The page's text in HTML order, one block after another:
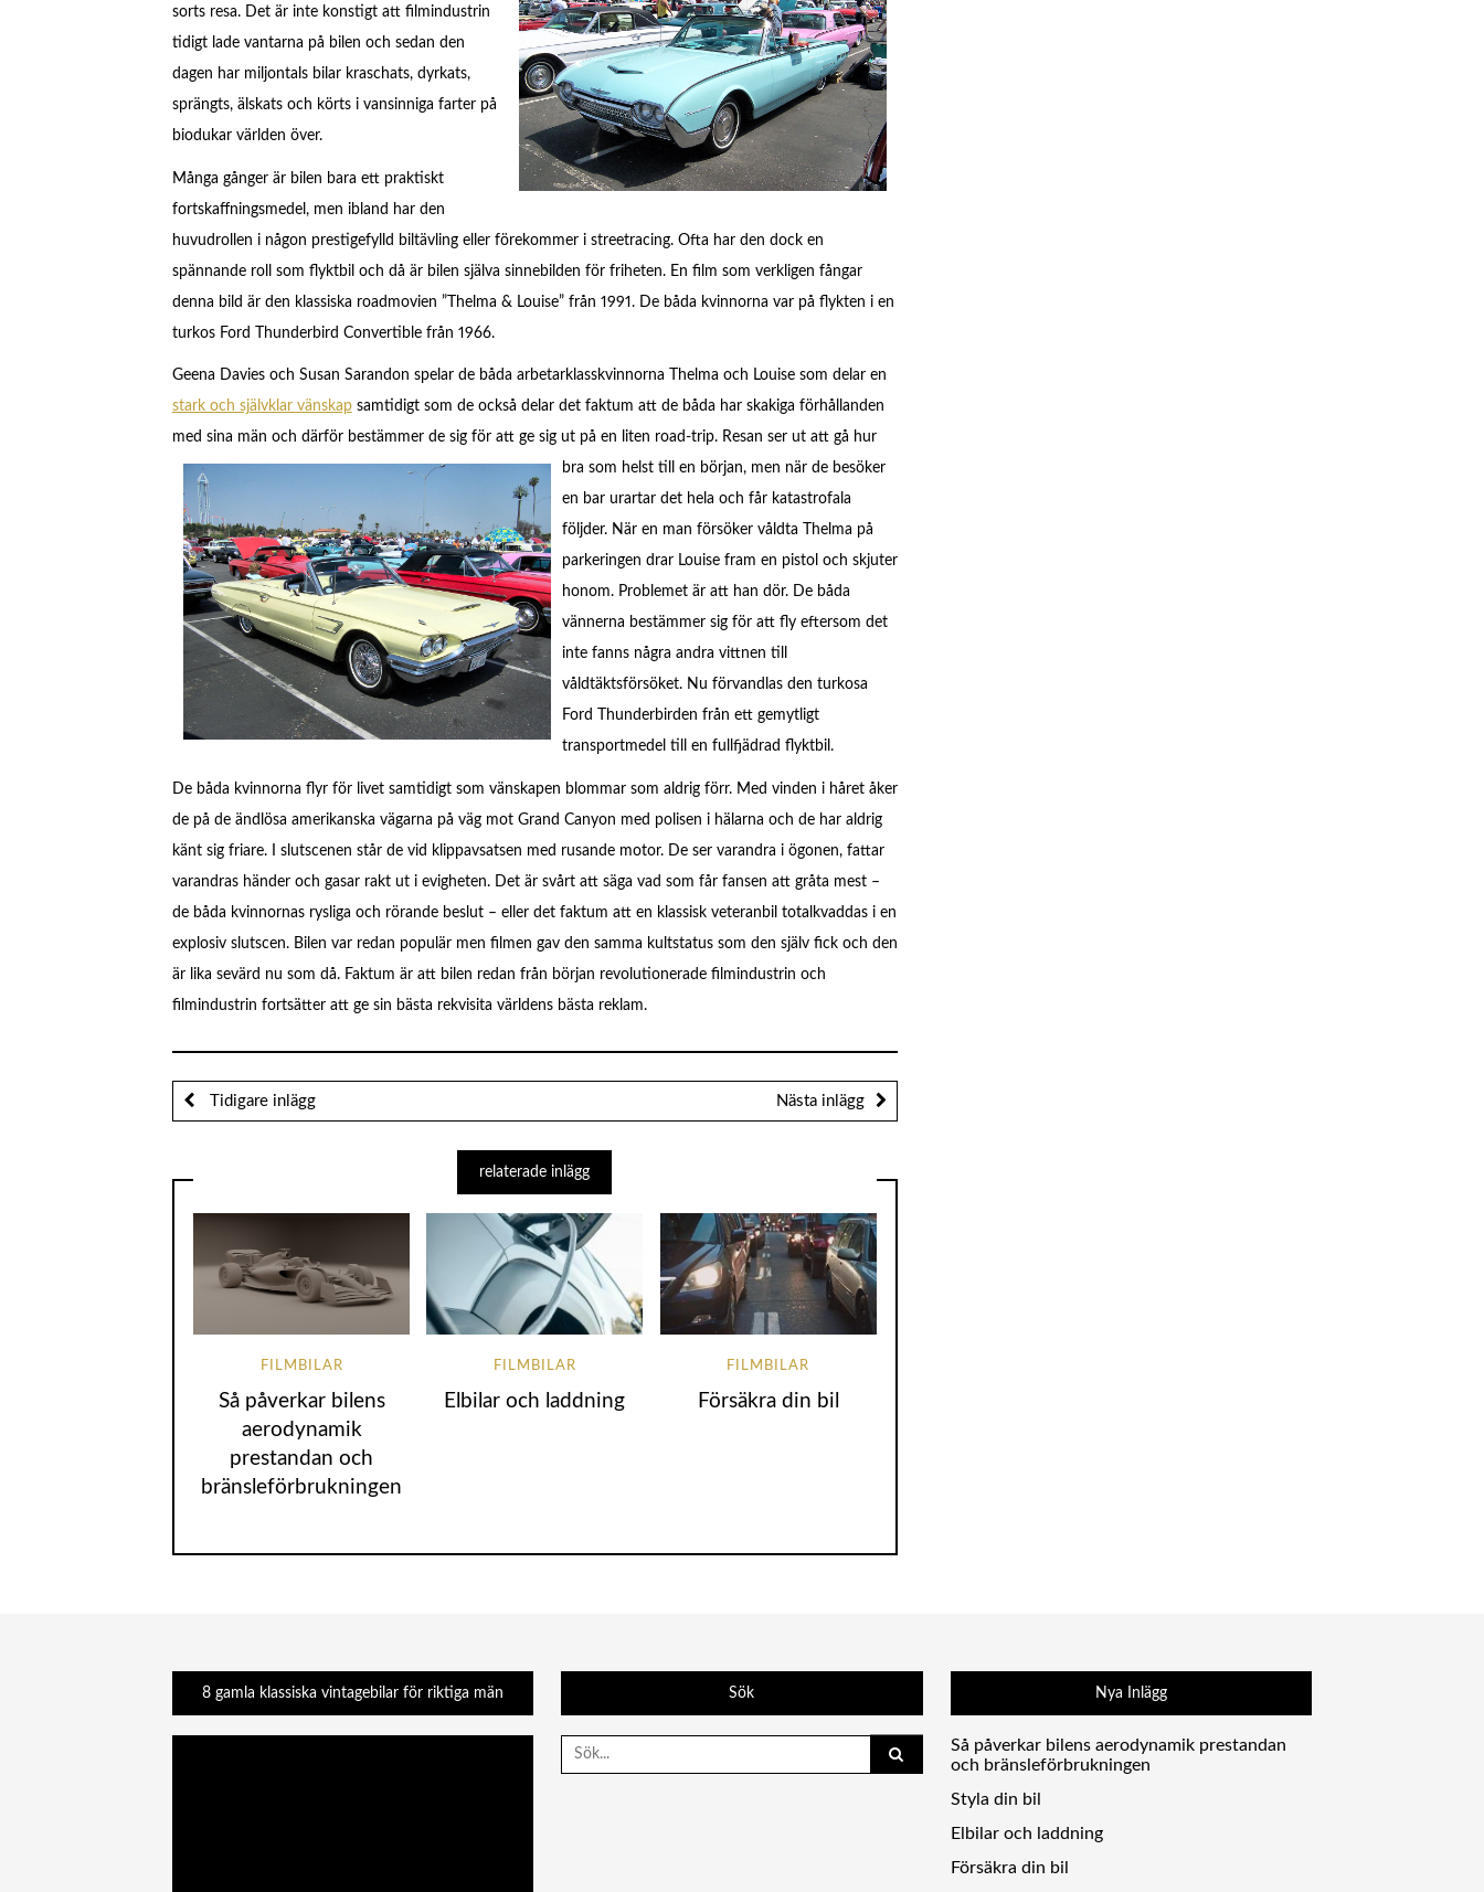
sorts resa. Det är inte konstigt att filmindustrin
tidigt lade vantarna på bilen och sedan den
dagen har miljontals bilar kraschats, dyrkats,
sprängts, älskats och körts i vansinniga farter på
biodukar världen över.
Många gånger är bilen bara ett praktiskt
fortskaffningsmedel, men ibland har den
huvudrollen i någon prestigefylld biltävling eller förekommer i streetracing. Ofta har den dock en
spännande roll som flyktbil och då är bilen själva sinnebilden för friheten. En film som verkligen fångar
denna bild är den klassiska roadmovien ”Thelma & Louise” från 1991. De båda kvinnorna var på flykten i en
turkos Ford Thunderbird Convertible från 1966.
Geena Davies och Susan Sarandon spelar de båda arbetarklasskvinnorna Thelma och Louise som delar en
stark och självklar vänskapsamtidigt som de också delar det faktum att de båda har skakiga förhållanden
med sina män och därför bestämmer de sig för att ge sig ut på en liten road-trip. Resan ser ut att gå hur
bra som helst till en början, men när de besöker
en bar urartar det hela och får katastrofala
följder. När en man försöker våldta Thelma på
parkeringen drar Louise fram en pistol och skjuter
honom. Problemet är att han dör. De båda
vännerna bestämmer sig för att fly eftersom det
inte fanns några andra vittnen till
våldtäktsförsöket. Nu förvandlas den turkosa
Ford Thunderbirden från ett gemytligt
transportmedel till en fullfjädrad flyktbil.
De båda kvinnorna flyr för livet samtidigt som vänskapen blommar som aldrig förr. Med vinden i håret åker
de på de ändlösa amerikanska vägarna på väg mot Grand Canyon med polisen i hälarna och de har aldrig
känt sig friare. I slutscenen står de vid klippavsatsen med rusande motor. De ser varandra i ögonen, fattar
varandras händer och gasar rakt ut i evigheten. Det är svårt att säga vad som får fansen att gråta mest –
de båda kvinnornas rysliga och rörande beslut – eller det faktum att en klassisk veteranbil totalkvaddas i en
explosiv slutscen. Bilen var redan populär men filmen gav den samma kultstatus som den själv fick och den
är lika sevärd nu som då. Faktum är att bilen redan från början revolutionerade filmindustrin och
filmindustrin fortsätter att ge sin bästa rekvisita världens bästa reklam.
Tidigare inlägg Nästa inlägg
relaterade inlägg
FILMBILAR
Så påverkar bilens
aerodynamik
prestandan och
bränsleförbrukningen
FILMBILAR
Elbilar och laddning
FILMBILAR
Försäkra din bil
8 gamla klassiska vintagebilar för riktiga män Sök
Search
for:
Nya Inlägg
Så påverkar bilens aerodynamik prestandan
och bränsleförbrukningen
Styla din bil
Elbilar och laddning
Försäkra din bil